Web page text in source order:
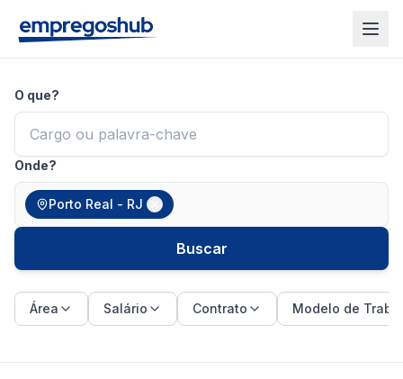
O que?
Onde?
Porto Real - RJ
Buscar
Área Salário Contrato Modelo de